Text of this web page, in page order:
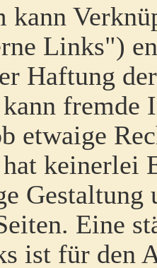
kann
Links")
Haftung
fremde
etwaige
keinerlei
Gestaltung
Eine
ist für den